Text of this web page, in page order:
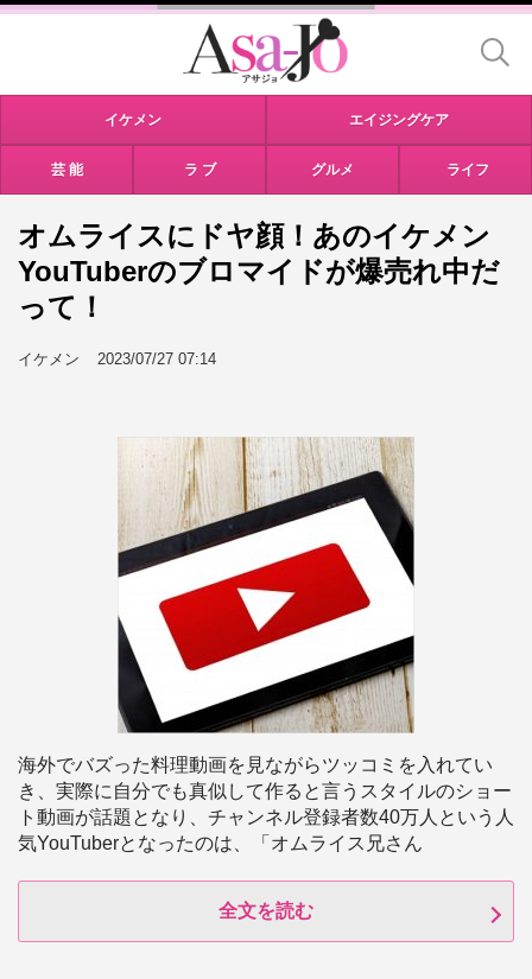
イケメン エイジングケア
芸 能 ラ ブ グルメ ライフ
オムライスにドヤ顔！あのイケメン
YouTuberのブロマイドが爆売れ中だ
って！
イケメン 2023/07/27 07:14
海外でバズった料理動画を見ながらツッコミを入れてい
き、実際に自分でも真似して作ると言うスタイルのショー
ト動画が話題となり、チャンネル登録者数40万人という人
気YouTuberとなったのは、「オムライス兄さん
全文を読む